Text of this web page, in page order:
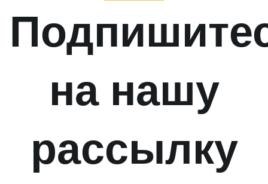
на нашу
рассылку